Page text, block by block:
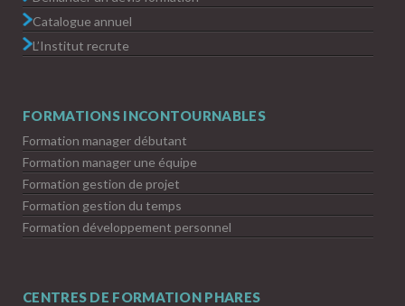
Catalogue annuel
L’Institut recrute
FORMATIONS INCONTOURNABLES
Formation manager débutant
Formation manager une équipe
Formation gestion de projet
Formation gestion du temps
Formation développement personnel
CENTRES DE FORMATION PHARES